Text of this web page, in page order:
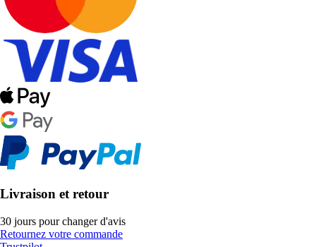
Livraison et retour
30 jours pour changer d'avis
Retournez votre commande